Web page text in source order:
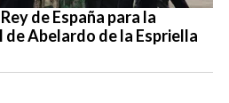
de España para la
Abelardo de la Espriella